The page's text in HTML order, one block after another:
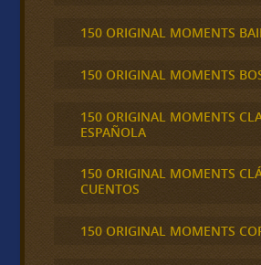
150 ORIGINAL MOMENTS
150 ORIGINAL MOMENTS
150 ORIGINAL MOMENTS
ESPAÑOLA
150 ORIGINAL MOMENTS
CUENTOS
150 ORIGINAL MOMENTS